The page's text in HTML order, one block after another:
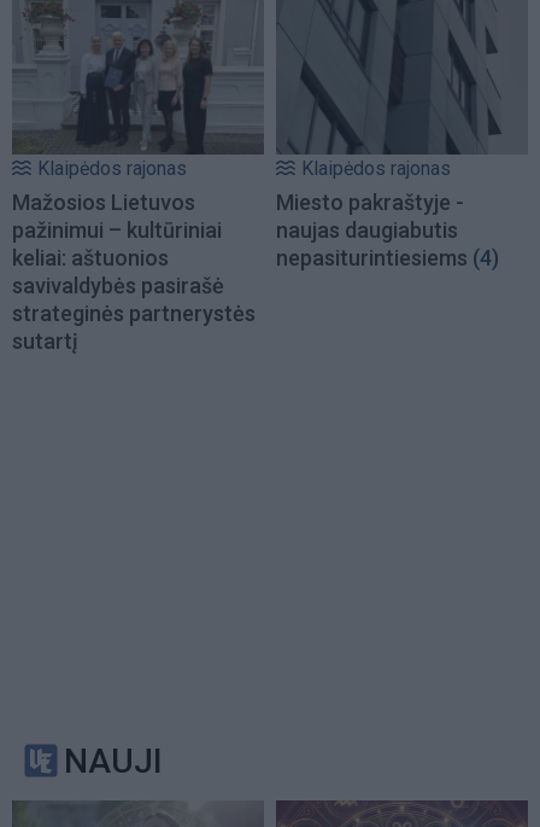
Klaipėdos rajonas
Mažosios Lietuvos
pažinimui – kultūriniai
keliai: aštuonios
savivaldybės pasirašė
strateginės partnerystės
sutartį
Klaipėdos rajonas
Miesto pakraštyje -
naujas daugiabutis
nepasiturintiesiems (4)
NAUJI